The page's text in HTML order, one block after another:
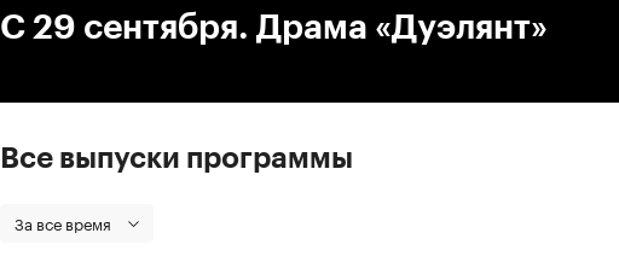
С 29 сентября. Драма «Дуэлянт»
Все выпуски программы
За все время